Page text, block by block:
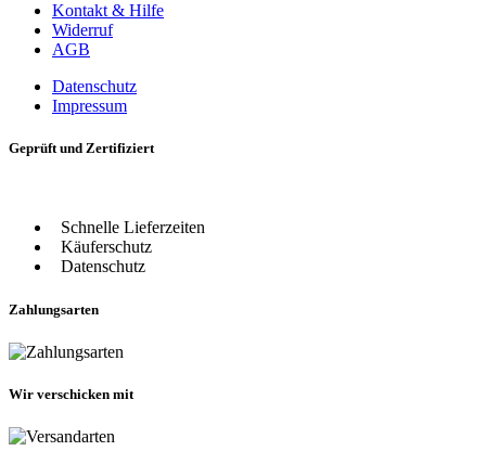
Kontakt & Hilfe
Widerruf
AGB
Datenschutz
Impressum
Geprüft und Zertifiziert
Schnelle Lieferzeiten
Käuferschutz
Datenschutz
Zahlungsarten
Wir verschicken mit